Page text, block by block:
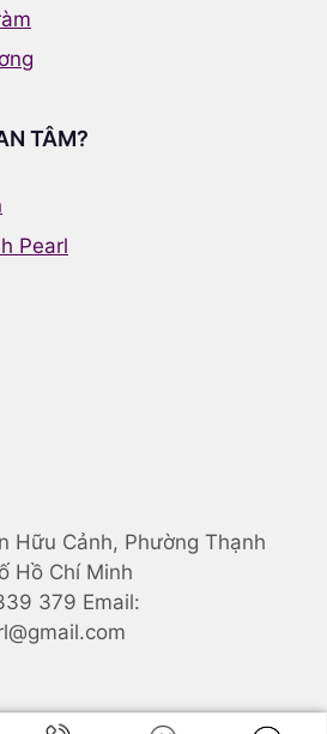
TÂM?
Pearl
Hữu Cảnh, Phường Thạnh
Hồ Chí Minh
379 Email:
Pearl. All rights reserved. -